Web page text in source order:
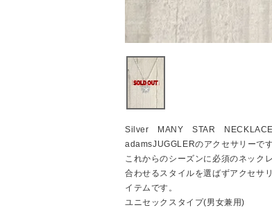
Silver MANY STAR NECKLACE
adamsJUGGLERのアクセサリーです
これからのシーズンに必須のネックレ
合わせるスタイルを選ばずアクセサ
イテムです。
ユニセックスタイプ(男女兼用)